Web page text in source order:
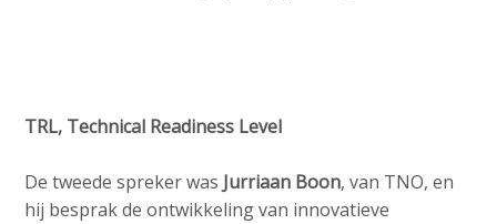
TRL, Technical Readiness Level
De tweede spreker was Jurriaan Boon, van TNO, en
hij besprak de ontwikkeling van innovatieve